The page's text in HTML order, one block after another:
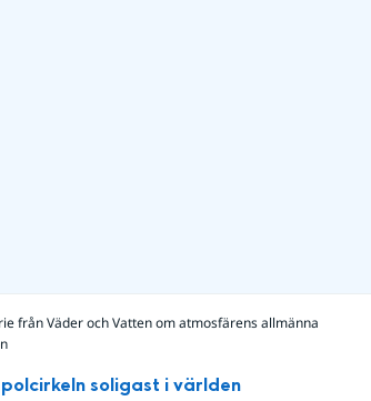
från Väder och Vatten om atmosfärens allmänna
soligast i världen